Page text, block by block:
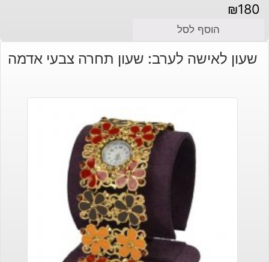
₪180
הוסף לסל
שעון לאישה לערב: שעון תחרה צבעי אדמה